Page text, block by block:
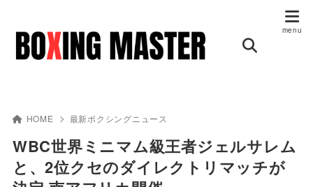
HOME 最新ボクシングニュース
WBC世界ミニマム級王者ジェルサレム
と、2位クセのダイレクトリマッチが